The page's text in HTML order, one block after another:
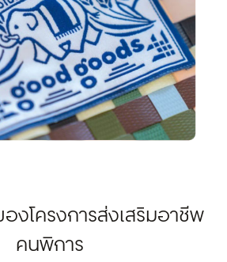
งโครงการส่งเสริมอาชีพ
คนพิการ